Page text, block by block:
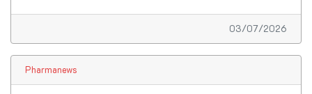
03/07/2026
Pharmanews